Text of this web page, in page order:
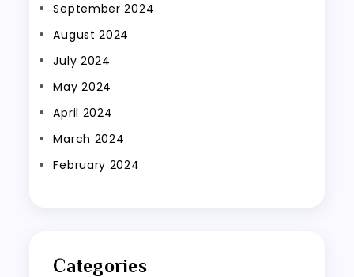
September 2024
August 2024
July 2024
May 2024
April 2024
March 2024
February 2024
Categories